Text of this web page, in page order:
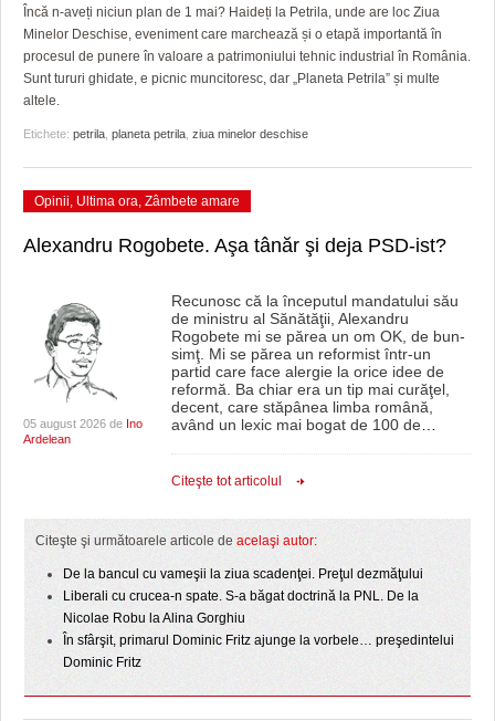
GRĂDINA TAICII DOMNULUI
ZIARISTU’ DE TERASĂ
FINANŢĂRI DE LA A LA Z
CRONICĂ DE FILM
UNDE MERGEM
CLIPURI VIDEO
ACCIDENTE
ANUNŢURI
CULTURA
CLIPURI VIDEO
JOCURI ONLINE
FARMACII DIN TIMIŞOARA
LICEE, ŞCOLI ŞI GRĂDINIŢE DIN TIMIŞ
PRIMĂRIILE DIN TIMIŞ
SFATUL MEDICULUI
Încă n-aveți niciun plan de 1 mai? Haideți la Petrila, unde are loc Ziua
Minelor Deschise, eveniment care marchează și o etapă importantă în
procesul de punere în valoare a patrimoniului tehnic industrial în România.
Sunt tururi ghidate, e picnic muncitoresc, dar „Planeta Petrila” și multe
altele.
Etichete: petrila planeta petrila ziua minelor deschise
Opinii, Ultima ora, Zâmbete amare
Alexandru Rogobete. Aşa tânăr şi deja PSD-ist?
05 august 2026 de Ino
Ardelean
Recunosc că la începutul mandatului său
de ministru al Sănătăţii, Alexandru
Rogobete mi se părea un om OK, de bun-
simţ. Mi se părea un reformist într-un
partid care face alergie la orice idee de
reformă. Ba chiar era un tip mai curăţel,
decent, care stăpânea limba română,
având un lexic mai bogat de 100 de…
Citeşte tot articolul
Citeşte şi următoarele articole de acelaşi autor:
De la bancul cu vameşii la ziua scadenţei. Preţul dezmăţului
Liberali cu crucea-n spate. S-a băgat doctrină la PNL. De la
Nicolae Robu la Alina Gorghiu
În sfârşit, primarul Dominic Fritz ajunge la vorbele… preşedintelui
Dominic Fritz